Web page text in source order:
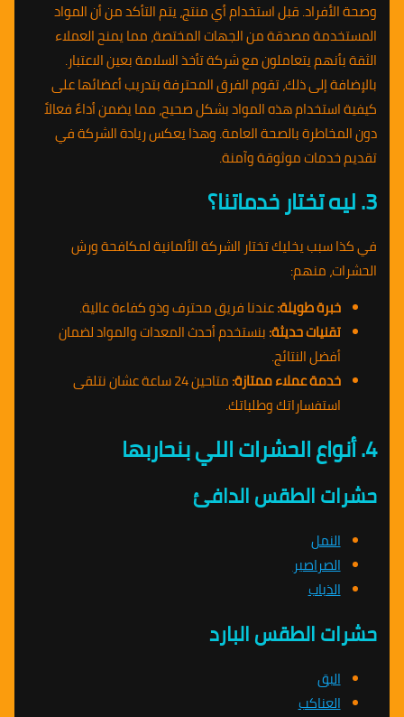
وصحة الأفراد. قبل استخدام أي منتج، يتم التأكد من أن المواد
المستخدمة مصدقة من الجهات المختصة، مما يمنح العملاء
الثقة بأنهم يتعاملون مع شركة تأخذ السلامة بعين الاعتبار.
بالإضافة إلى ذلك، تقوم الفرق المحترفة بتدريب أعضائها على
كيفية استخدام هذه المواد بشكل صحيح، مما يضمن أداءً فعالاً
دون المخاطرة بالصحة العامة. وهذا يعكس ريادة الشركة في
تقديم خدمات موثوقة وآمنة.
3. ليه تختار خدماتنا؟
في كذا سبب يخليك تختار الشركة الألمانية لمكافحة ورش
الحشرات، منهم:
خبرة طويلة:عندنا فريق محترف وذو كفاءة عالية.
تقنيات حديثة:بنستخدم أحدث المعدات والمواد لضمان
أفضل النتائج.
خدمة عملاء ممتازة:
متاحين 24 ساعة عشان نتلقى
استفساراتك وطلباتك.
4. أنواع الحشرات اللي بنحاربها
حشرات الطقس الدافئ
النمل
الصراصير
الذباب
حشرات الطقس البارد
البق
العناكب